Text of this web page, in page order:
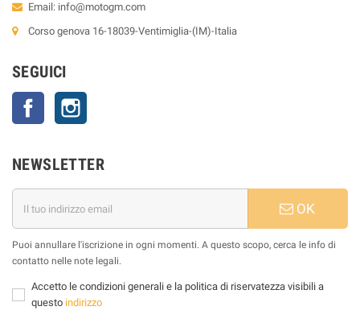
Email: info@motogm.com
Corso genova 16-18039-Ventimiglia-(IM)-Italia
SEGUICI
Facebook
NEWSLETTER
OK
Puoi annullare l'iscrizione in ogni momenti. A questo scopo, cerca le info di
contatto nelle note legali.
Accetto le condizioni generali e la politica di riservatezza visibili a
questo indirizzo